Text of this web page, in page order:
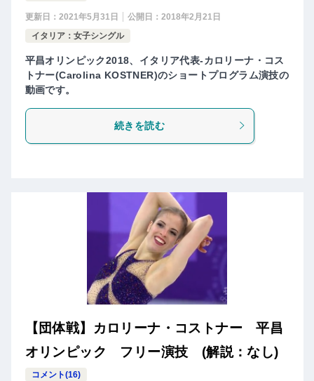
更新日： 2021年5月31日 公開日： 2018年2月21日
イタリア：女子シングル
平昌オリンピック2018、イタリア代表-カロリーナ・コス
トナー(Carolina KOSTNER)のショートプログラム演技の
動画です。
続きを読む
【団体戦】カロリーナ・コストナー 平昌
オリンピック フリー演技 (解説：なし)
コメント(16)